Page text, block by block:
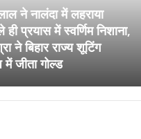
ने नालंदा में लहराया
प्रयास में स्वर्णिम निशाना,
ने बिहार राज्य शूटिंग
में जीता गोल्ड